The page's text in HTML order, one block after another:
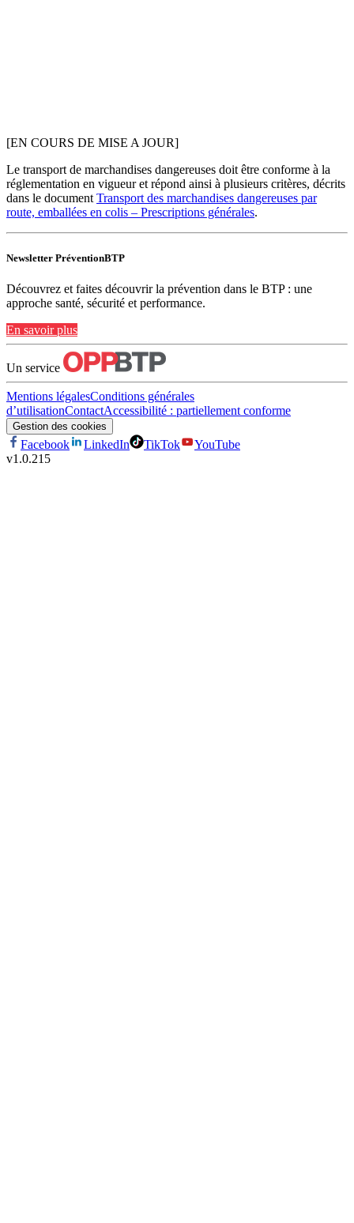
[EN COURS DE MISE A JOUR]
Le transport de marchandises dangereuses doit être conforme à la
réglementation en vigueur et répond ainsi à plusieurs critères, décrits
dans le document Transport des marchandises dangereuses par
route, emballées en colis – Prescriptions générales.
Newsletter PréventionBTP
Découvrez et faites découvrir la prévention dans le BTP : une
approche santé, sécurité et performance.
En savoir plus
Un service
Mentions légalesConditions générales
d’utilisationContactAccessibilité : partiellement conforme
Gestion des cookies
Facebook LinkedIn TikTok
YouTube
v1.0.215